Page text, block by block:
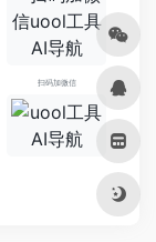
扫码加微信